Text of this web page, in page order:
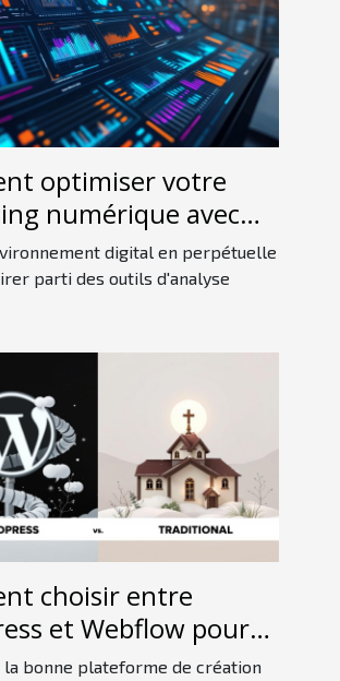
optimiser votre
numérique avec
d'analyse avancés ?
digital en perpétuelle
parti des outils d'analyse
choisir entre
et Webflow pour
web
bonne plateforme de création